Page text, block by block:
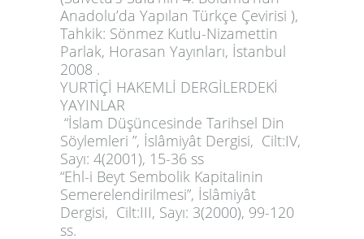
Anadolu’da Yapılan Türkçe Çevirisi ),
Tahkik: Sönmez Kutlu-Nizamettin
Parlak, Horasan Yayınları, İstanbul
2008 .
YURTİÇİ HAKEMLİ DERGİLERDEKİ
YAYINLAR
“İslam Düşüncesinde Tarihsel Din
Söylemleri ”, İslâmiyât Dergisi, Cilt:IV,
Sayı: 4(2001), 15-36 ss
“Ehl-i Beyt Sembolik Kapitalinin
Semerelendirilmesi”, İslâmiyât
Dergisi, Cilt:III, Sayı: 3(2000), 99-120
ss.